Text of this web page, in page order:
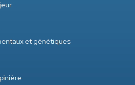
et génétiques